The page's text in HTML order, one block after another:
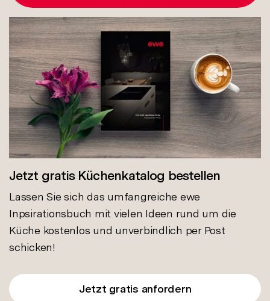
Jetzt gratis Küchenkatalog bestellen
Lassen Sie sich das umfangreiche ewe
Inpsirationsbuch mit vielen Ideen rund um die
Küche kostenlos und unverbindlich per Post
schicken!
Jetzt gratis anfordern